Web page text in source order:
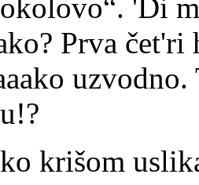
'Di
Prva čet'ri
krišom